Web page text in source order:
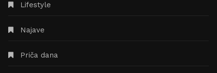
Lifestyle
Najave
Priča dana